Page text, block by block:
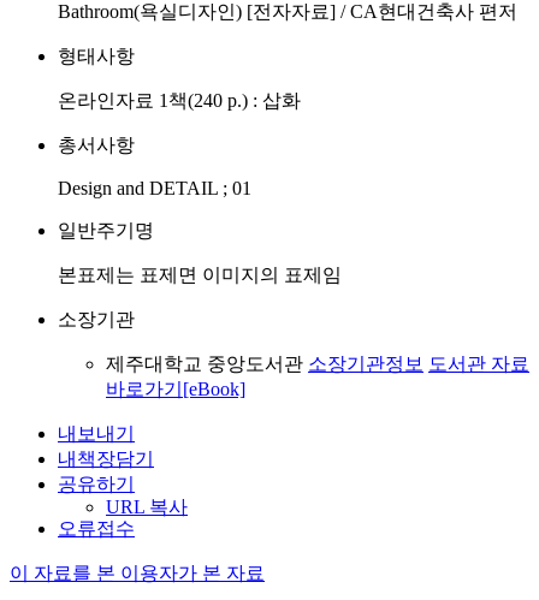
Bathroom(욕실디자인) [전자자료] / CA현대건축사 편저
형태사항
온라인자료 1책(240 p.) : 삽화
총서사항
Design and DETAIL ; 01
일반주기명
본표제는 표제면 이미지의 표제임
소장기관
제주대학교 중앙도서관 소장기관정보 도서관 자료
바로가기[eBook]
내보내기
내책장담기
공유하기
URL 복사
오류접수
이 자료를 본 이용자가 본 자료